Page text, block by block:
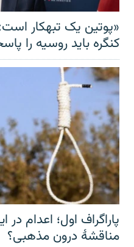
«پوتین یک تبهکار
کنگره باید روسیه را
پاراگراف اول؛ اعدام در
مناقشهٔ درون مذهبی؟